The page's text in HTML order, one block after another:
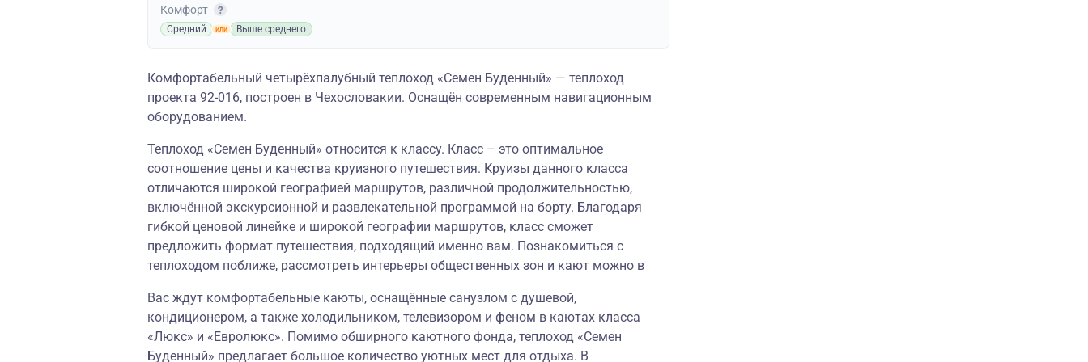
Комфорт
Средний Выше среднего
Комфортабельный четырёхпалубный теплоход «Семен Буденный» — теплоход
проекта 92-016, построен в Чехословакии. Оснащён современным навигационным
оборудованием.
Теплоход «Семен Буденный» относится к классу. Класс – это оптимальное
соотношение цены и качества круизного путешествия. Круизы данного класса
отличаются широкой географией маршрутов, различной продолжительностью,
включённой экскурсионной и развлекательной программой на борту. Благодаря
гибкой ценовой линейке и широкой географии маршрутов, класс сможет
предложить формат путешествия, подходящий именно вам. Познакомиться с
теплоходом поближе, рассмотреть интерьеры общественных зон и кают можно в
Вас ждут комфортабельные каюты, оснащённые санузлом с душевой,
кондиционером, а также холодильником, телевизором и феном в каютах класса
«Люкс» и «Евролюкс». Помимо обширного каютного фонда, теплоход «Семен
Буденный» предлагает большое количество уютных мест для отдыха. В